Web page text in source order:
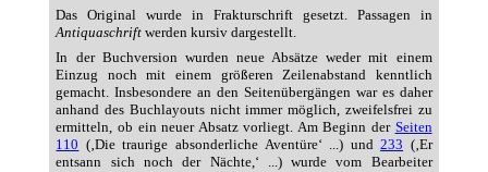
Das Original wurde in Frakturschrift gesetzt. Passagen in
Antiquaschrift werden kursiv dargestellt.
In der Buchversion wurden neue Absätze weder mit einem
Einzug noch mit einem größeren Zeilenabstand kenntlich
gemacht. Insbesondere an den Seitenübergängen war es daher
anhand des Buchlayouts nicht immer möglich, zweifelsfrei zu
ermitteln, ob ein neuer Absatz vorliegt. Am Beginn der Seiten
110 (‚Die traurige absonderliche Aventüre‘ ...) und233 (‚Er
entsann sich noch der Nächte,‘ ...) wurde vom Bearbeiter